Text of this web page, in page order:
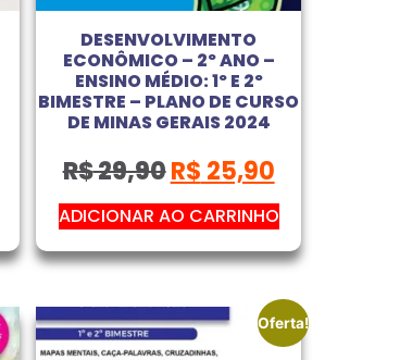
DESENVOLVIMENTO
ECONÔMICO – 2º ANO –
ENSINO MÉDIO: 1º E 2º
BIMESTRE – PLANO DE CURSO
DE MINAS GERAIS 2024
R$29,90R$ 25,90
ADICIONAR AO CARRINHO
Oferta!